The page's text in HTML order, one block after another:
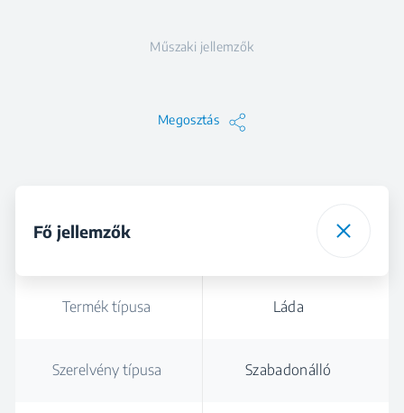
Műszaki jellemzők
Megosztás
Fő jellemzők
Termék típusa Láda
Szerelvény típusa Szabadonálló